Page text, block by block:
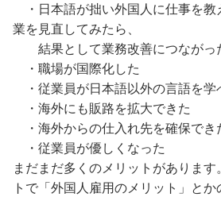
・日本語が拙い外国人に仕事を教
業を見直してみたら、
結果として業務改善につながっ
・職場が国際化した
・従業員が日本語以外の言語を学
・海外にも販路を拡大できた
・海外からの仕入れ先を確保でき
・従業員が優しくなった
まだまだ多くのメリットがありま
トで「外国人雇用のメリット」と